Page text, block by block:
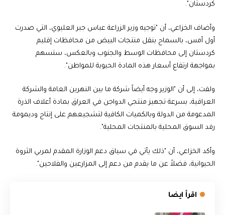
كردستان".
وأضاف الخزاعي، أن "توجيه وزير الزراعة عباس جبر العليوي، التي صدرت
أول أمس، بالسماح بنقل منتجات البيض من محافظات إقليم
كردستان إلى محافظات الوسط والجنوب وبالعكس، ستسهم
بمواجهة ارتفاع أسعار هذه المادة الحيوية للمواطن".
ولفت، إلى أن "الوزير وجه أيضاً شركة ما بين النهرين العامة والشركة
العراقية، بسرعة تجهيز منتجي الدواجن في العراق بمادة أعلاف الذرة
المدعومة من الدولة وبالكميات الكافية لتشجيعهم على إنتاج وديمومة
رفد السوق المحلية بالمنتجات المحلية".
وأكد الخزاعي، أن "ذلك يأتي في سياق دعم الوزارة المقدم لمربي الثروة
الحيوانية، فضلاً عن ما يقدم من دعم إلى المزارعين والفلاحين".
اقرأ ايضا